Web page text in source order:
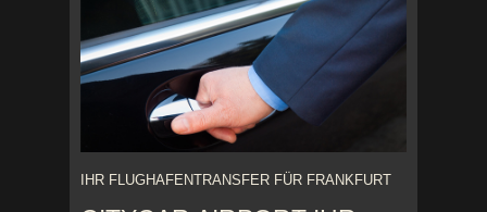
IHR FLUGHAFENTRANSFER FÜR FRANKFURT